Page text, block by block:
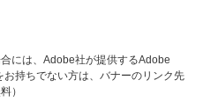
には、Adobe社が提供するAdobe
持ちでない方は、バナーのリンク先
）